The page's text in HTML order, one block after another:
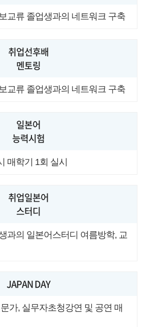
교류 졸업생과의 네트워크 구축
취업선후배
멘토링
교류 졸업생과의 네트워크 구축
일본어
능력시험
매학기 1회 실시
취업일본어
스터디
과의 일본어스터디 여름방학, 교
JAPAN DAY
가, 실무자초청강연 및 공연 매